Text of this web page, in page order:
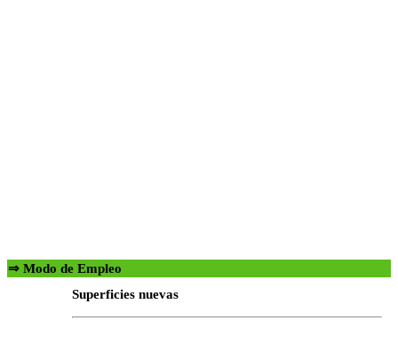
⇒ Modo de Empleo
Superficies nuevas